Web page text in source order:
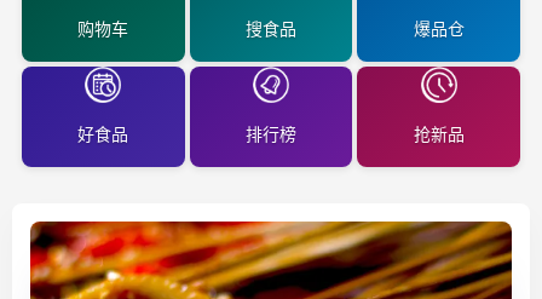
购物车 搜食品 爆品仓
好食品 排行榜 抢新品